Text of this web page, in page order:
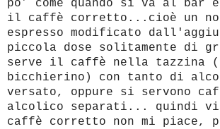
po’ come quando si va al bar
il caffè corretto...cioè un
espresso modificato
piccola dose solitamente di
serve il caffè nella tazzina
bicchierino) con tanto di
versato, oppure si servono
alcolico separati... quindi
caffè corretto non mi piace,